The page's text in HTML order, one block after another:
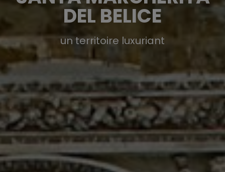
DEL BELICE
un territoire luxuriant